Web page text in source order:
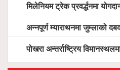
मिलेनियम ट्रेक प्रवर्द्धनमा योगदान : राससका
अन्नपूर्ण म्याराथनमा जुम्लाको दबदबा :
पोखरा अन्तर्राष्ट्रिय विमानस्थलमा फ्लाई दुबईको बढ्दो चासो, ६